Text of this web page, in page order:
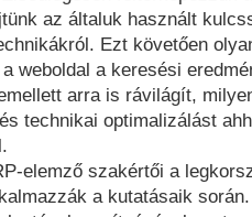
az általuk használt
Ezt követően
weboldal a keresési
arra is rávilágít,
technikai optimalizálást
elemző szakértői a
a kutatásaik